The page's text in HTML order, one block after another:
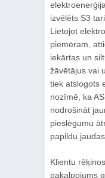
izvēlēts S3
Lietojot
piemēram,
iekārtas un
žāvētājus vai
tiek atslogots
nozīmē, ka
nodrošināt
pieslēgumu
papildu jaudas.
Klientu
pakalpojums